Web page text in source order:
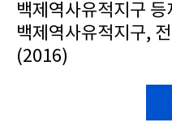
백제역사유적지구
백제역사유적지구,
(2016)